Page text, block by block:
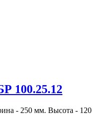
100.25.12
- 250 мм. Высота - 120